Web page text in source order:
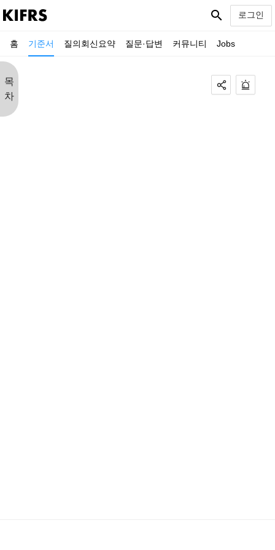
홈 기준서 질의회신요약 질문·답변 커뮤니티 Jobs
search 로그인
목
차